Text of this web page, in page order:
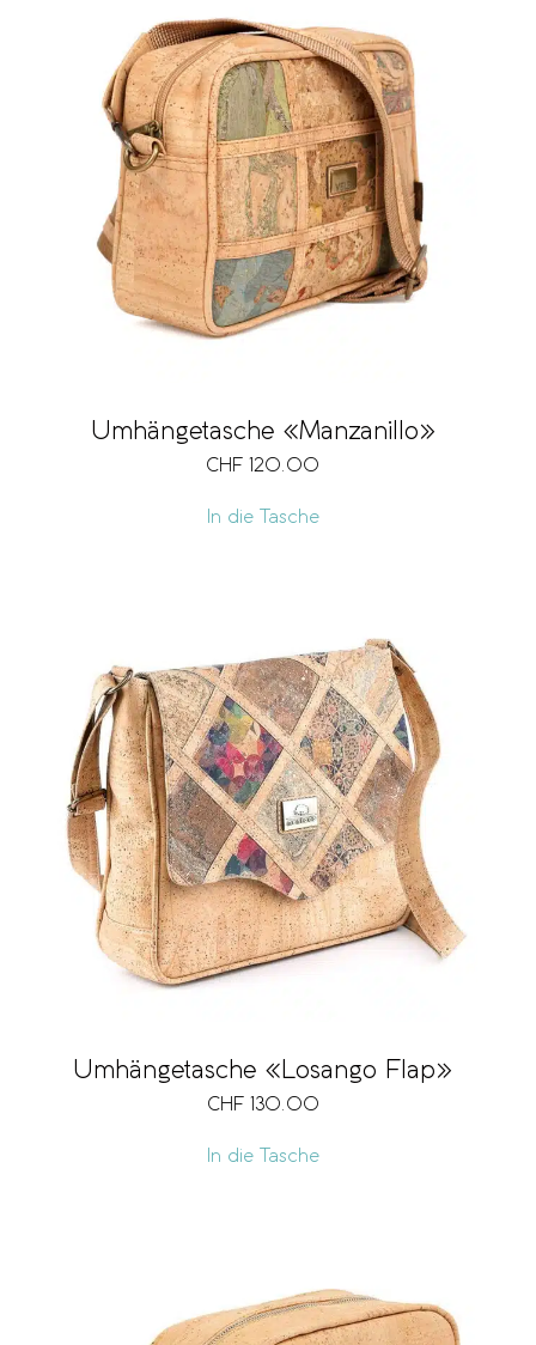
Umhängetasche «Manzanillo»
CHF 120.00
In die Tasche
Umhängetasche «Losango Flap»
CHF 130.00
In die Tasche